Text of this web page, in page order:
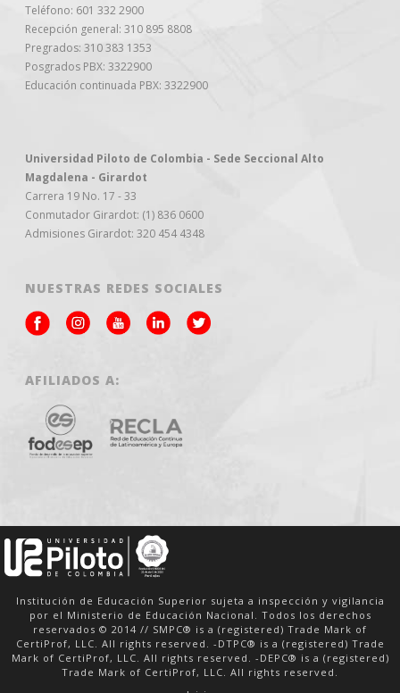
Teléfono: 601 332 2900
Recepción general: 310 895 8808
Pregrados: 310 383 1353
Posgrados PBX: 3322900
Educación continuada PBX: 3322900
Universidad Piloto de Colombia - Sede Seccional Alto
Magdalena - Girardot
Carrera 19 No. 17 - 33
Conmutador Girardot: (1) 836 0600
Admisiones Girardot: 320 454 4348
NUESTRAS REDES SOCIALES
AFILIADOS A:
Institución de Educación Superior sujeta a inspección y vigilancia
por el Ministerio de Educación Nacional. Todos los derechos
reservados © 2014 // SMPC® is a (registered) Trade Mark of
CertiProf, LLC. All rights reserved. -DTPC® is a (registered) Trade
Mark of CertiProf, LLC. All rights reserved. -DEPC® is a (registered)
Trade Mark of CertiProf, LLC. All rights reserved.